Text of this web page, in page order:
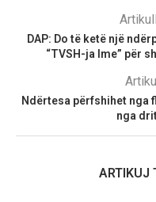
DAP: Do të ketë një
“TVSH-ja Ime” për
Ndërtesa përfshihet nga
nga
ARTIKUJ